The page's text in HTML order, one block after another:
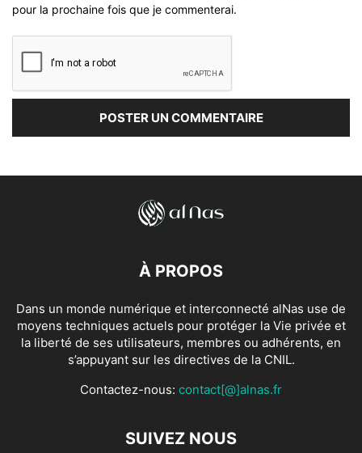
pour la prochaine fois que je commenterai.
À PROPOS
Dans un monde numérique et interconnecté alNas use de
moyens techniques actuels pour protéger la Vie privée et
la liberté de ses utilisateurs, membres ou adhérents, en
s’appuyant sur les directives de la CNIL.
Contactez-nous: contact[@]alnas.fr
SUIVEZ NOUS